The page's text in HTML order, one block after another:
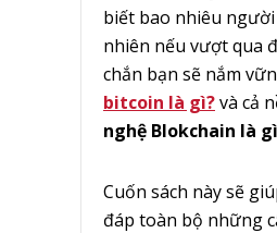
biết bao nhiêu người
nhiên nếu vượt qua
chắn bạn sẽ nắm
bitcoin là gì?và cả
nghệ Blokchain là
Cuốn sách này sẽ
đáp toàn bộ những